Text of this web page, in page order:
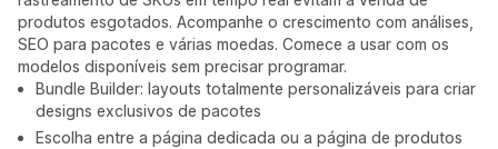
produtos esgotados. Acompanhe o crescimento com análises,
SEO para pacotes e várias moedas. Comece a usar com os
modelos disponíveis sem precisar programar.
Bundle Builder: layouts totalmente personalizáveis para criar
designs exclusivos de pacotes
Escolha entre a página dedicada ou a página de produtos